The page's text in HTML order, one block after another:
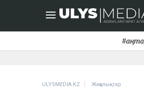
ULYSMEDIA.KZ Жаңалықтар